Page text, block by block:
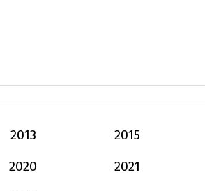
2013 2015
2020 2021